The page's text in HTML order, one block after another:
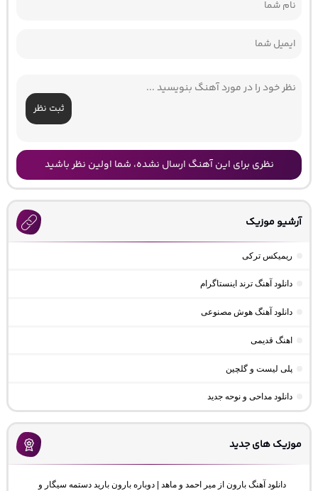
ثبت نظر
نظری برای این آهنگ ارسال نشده، شما اولین نظر باشید
آرشیو موزیک
ریمیکس ترکی
دانلود آهنگ ترند اینستاگرام
دانلود آهنگ هوش مصنوعی
اهنگ قدیمی
پلی لیست و گلچین
دانلود مداحی و نوحه جدید
موزیک های جدید
دانلود آهنگ بارون از میر احمد و ماهد | دوباره بارون بارید دستمه سیگار و